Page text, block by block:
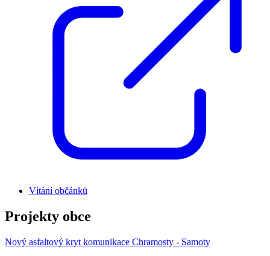
Vítání občánků
Projekty obce
Nový asfaltový kryt komunikace Chramosty - Samoty